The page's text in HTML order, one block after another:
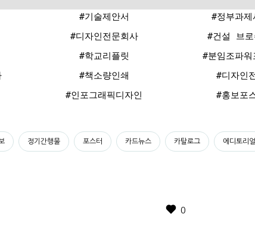
#기술제안서 #정부과제
#디자인전문회사 #건설 브
#학교리플릿 #분임조파
#책소량인쇄 #디자인
#인포그래픽디자인 #홍보포
정기간행물 포스터 카드뉴스 카탈로그 에디토리얼
0